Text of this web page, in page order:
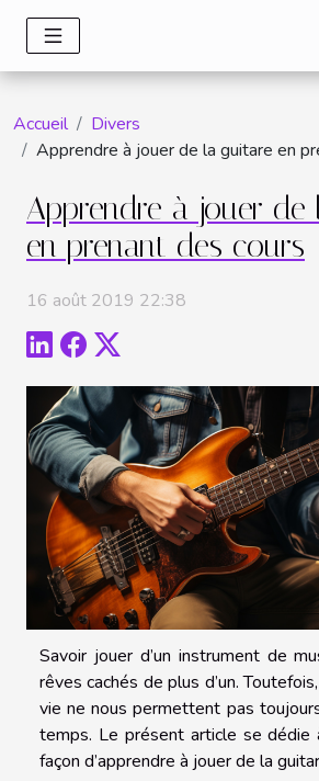
Accueil
Divers
Apprendre à jouer de la guitare en
Apprendre à jouer de
en prenant des cours
16 août 2019 22:38
Savoir jouer d’un instrument de
rêves cachés de plus d’un.
vie ne nous permettent pas
temps. Le présent article se dédie
façon d’apprendre à jouer de la